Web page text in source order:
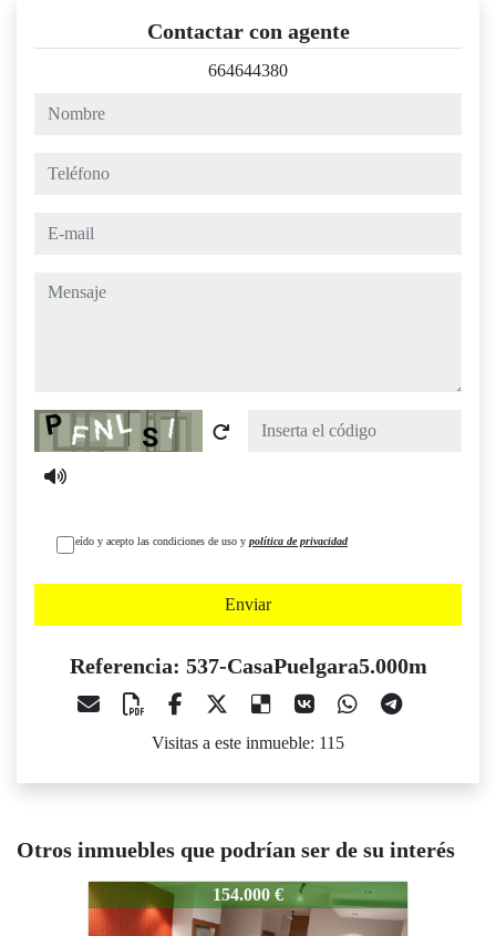
Contactar con agente
664644380
nombre
teléfono
e-mail
mensaje
Captcha
He leído y acepto las condiciones de uso y política de privacidad
Enviar
Referencia: 537-CasaPuelgara5.000m
Visitas a este inmueble: 115
Otros inmuebles que podrían ser de su interés
CasaPuelgara5.000m
154.000 €
537-CasaPuelgara5.000m
174.149 €